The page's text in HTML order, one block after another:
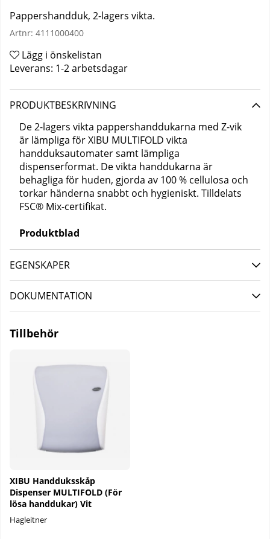
Pappershandduk, 2-lagers vikta.
Artnr: 4111000400
Lägg i önskelistan
Leverans: 1-2 arbetsdagar
PRODUKTBESKRIVNING
De 2-lagers vikta pappershanddukarna med Z-vik
är lämpliga för XIBU MULTIFOLD vikta
handduksautomater samt lämpliga
dispenserformat. De vikta handdukarna är
behagliga för huden, gjorda av 100 % cellulosa och
torkar händerna snabbt och hygieniskt. Tilldelats
FSC® Mix-certifikat.
Produktblad
EGENSKAPER
DOKUMENTATION
Tillbehör
XIBU Handduksskåp
Dispenser MULTIFOLD (För
lösa handdukar) Vit
Hagleitner